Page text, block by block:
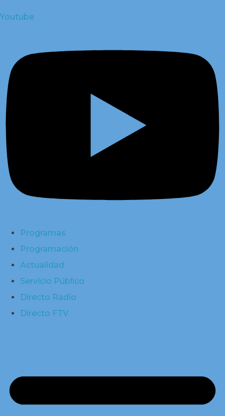
Youtube
Programas
Programación
Actualidad
Servicio Público
Directo Radio
Directo FTV